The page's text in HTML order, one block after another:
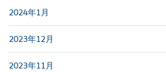
2024年1月
2023年12月
2023年11月